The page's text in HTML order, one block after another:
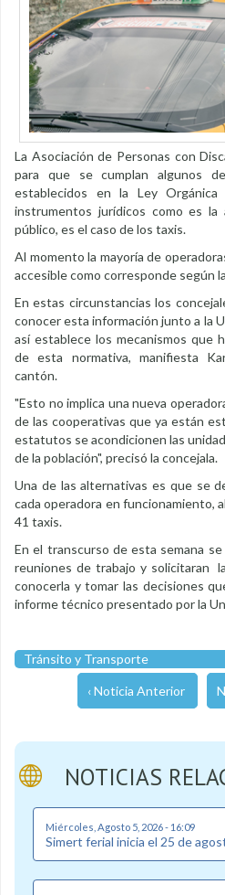
La Asociación de Personas con
para que se cumplan algunos
establecidos en la Ley
instrumentos jurídicos como es
público, es el caso de los taxis.
Al momento la mayoría de
accesible como corresponde según
En estas circunstancias los
conocer esta información junto a la
así establece los mecanismos que
de esta normativa, manifiesta
cantón.
"Esto no implica una nueva
de las cooperativas que ya están
estatutos se acondicionen las
de la población", precisó la concejala.
Una de las alternativas es que se
cada operadora en funcionamiento,
41 taxis.
En el transcurso de esta semana
reuniones de trabajo y solicitaran
conocerla y tomar las decisiones
informe técnico presentado por la
Tránsito y Transporte
‹ Noticia Anterior
NOTICIAS
Miércoles, Agosto 5, 2026 - 16:09
Simert ferial inicia el 25 de